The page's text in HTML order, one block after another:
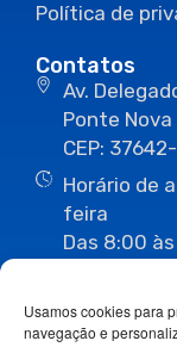
Usamos cookies para
navegação e
Política de
Contatos
Av.
Ponte
CEP:
Horário de
feira
Das 8:00
(35) 3435-1112